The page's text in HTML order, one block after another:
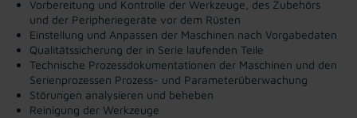
Vorbereitung und Kontrolle der Werkzeuge, des Zubehörs
und der Peripheriegeräte vor dem Rüsten
Einstellung und Anpassen der Maschinen nach Vorgabedaten
Qualitätssicherung der in Serie laufenden Teile
Technische Prozessdokumentationen der Maschinen und den
Serienprozessen Prozess- und Parameterüberwachung
Störungen analysieren und beheben
Reinigung der Werkzeuge